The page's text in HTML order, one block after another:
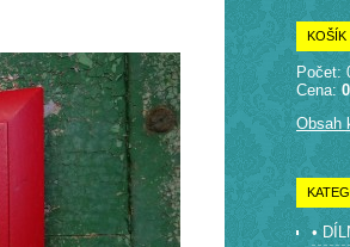
KOŠÍK
Počet:
Cena:
Obsah
•